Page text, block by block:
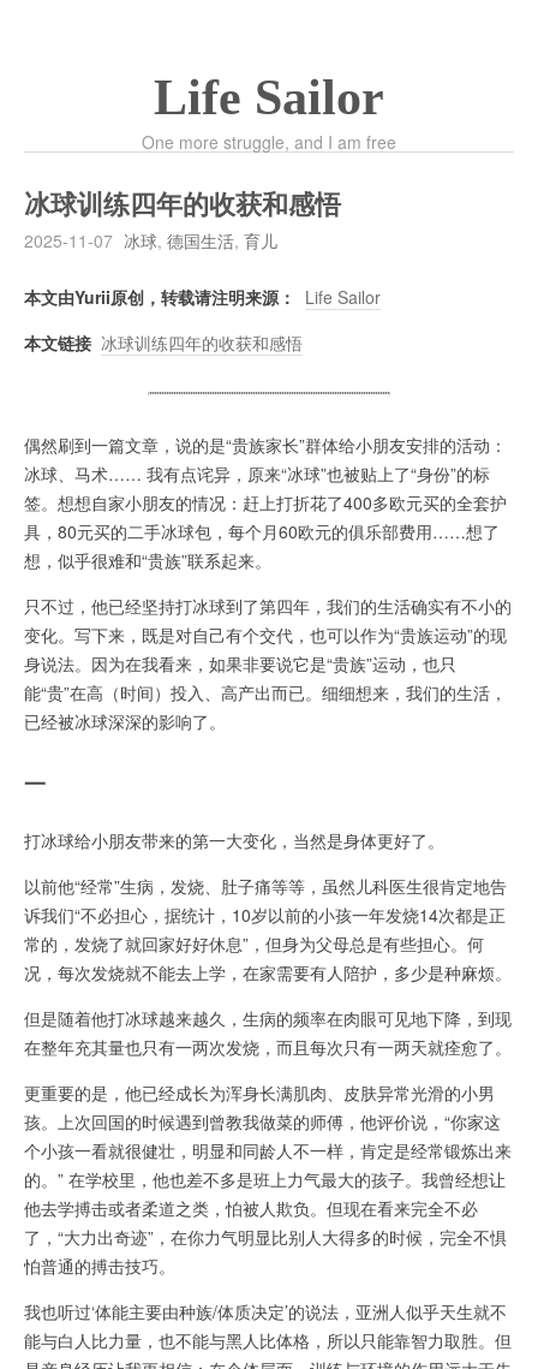
Life Sailor
One more struggle, and I am free
冰球训练四年的收获和感悟
2025-11-07 冰球, 德国生活, 育儿
本文由Yurii原创，转载请注明来源：
Life Sailor
本文链接 冰球训练四年的收获和感悟
偶然刷到一篇文章，说的是“贵族家长”群体给小朋友安排的活动：
冰球、马术…… 我有点诧异，原来“冰球”也被贴上了“身份”的标
签。想想自家小朋友的情况：赶上打折花了400多欧元买的全套护
具，80元买的二手冰球包，每个月60欧元的俱乐部费用……想了
想，似乎很难和“贵族”联系起来。
只不过，他已经坚持打冰球到了第四年，我们的生活确实有不小的
变化。写下来，既是对自己有个交代，也可以作为“贵族运动”的现
身说法。因为在我看来，如果非要说它是“贵族”运动，也只
能“贵”在高（时间）投入、高产出而已。细细想来，我们的生活，
已经被冰球深深的影响了。
一
打冰球给小朋友带来的第一大变化，当然是身体更好了。
以前他“经常”生病，发烧、肚子痛等等，虽然儿科医生很肯定地告
诉我们“不必担心，据统计，10岁以前的小孩一年发烧14次都是正
常的，发烧了就回家好好休息”，但身为父母总是有些担心。何
况，每次发烧就不能去上学，在家需要有人陪护，多少是种麻烦。
但是随着他打冰球越来越久，生病的频率在肉眼可见地下降，到现
在整年充其量也只有一两次发烧，而且每次只有一两天就痊愈了。
更重要的是，他已经成长为浑身长满肌肉、皮肤异常光滑的小男
孩。上次回国的时候遇到曾教我做菜的师傅，他评价说，“你家这
个小孩一看就很健壮，明显和同龄人不一样，肯定是经常锻炼出来
的。” 在学校里，他也差不多是班上力气最大的孩子。我曾经想让
他去学搏击或者柔道之类，怕被人欺负。但现在看来完全不必
了，“大力出奇迹”，在你力气明显比别人大得多的时候，完全不惧
怕普通的搏击技巧。
我也听过‘体能主要由种族/体质决定’的说法，亚洲人似乎天生就不
能与白人比力量，也不能与黑人比体格，所以只能靠智力取胜。但